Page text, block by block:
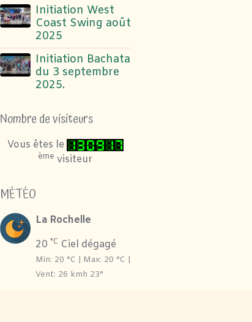
Initiation West
Coast Swing août
2025
Initiation Bachata
du 3 septembre
2025.
Nombre de visiteurs
Vous êtes le
ème visiteur
MÉTÉO
La Rochelle
20 °C Ciel dégagé
Min: 20 °C | Max: 20 °C |
Vent: 26 kmh 23°